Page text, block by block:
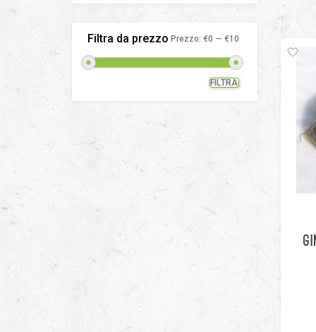
Filtra da prezzo
Prezzo
Prezzo
FILTRA
Prezzo: €0 — €10